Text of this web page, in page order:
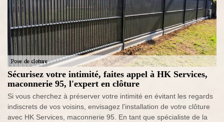
Sécurisez votre intimité, faites appel à HK Services,
maconnerie 95, l'expert en clôture
Si vous cherchez à préserver votre intimité en évitant les regards
indiscrets de vos voisins, envisagez l'installation de votre clôture
avec HK Services, maconnerie 95. En tant que spécialiste de la